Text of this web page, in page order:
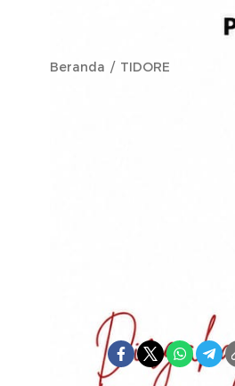
Beranda TIDORE
Tolak
dan
Kota
Tengah
Bagikan: